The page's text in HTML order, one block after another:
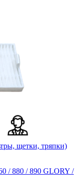
щетки, тряпки)
/ 880 / 890 GLORY /